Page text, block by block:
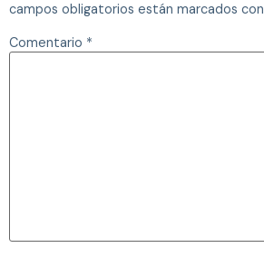
campos obligatorios están marcados con
Comentario *